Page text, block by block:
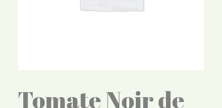
Tomate Noir de